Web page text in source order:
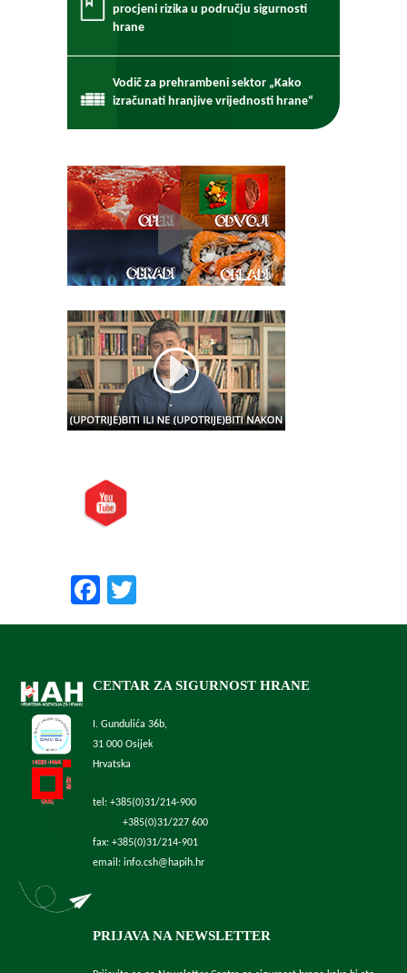
procjeni rizika u području sigurnosti
hrane
Vodič za prehrambeni sektor „Kako
izračunati hranjive vrijednosti hrane“
Facebook
CENTAR ZA SIGURNOST HRANE
I. Gundulića 36b,
31 000 Osijek
Hrvatska
tel: +385(0)31/214-900
+385(0)31/227 600
fax: +385(0)31/214-901
email: info.csh@hapih.hr
PRIJAVA NA NEWSLETTER